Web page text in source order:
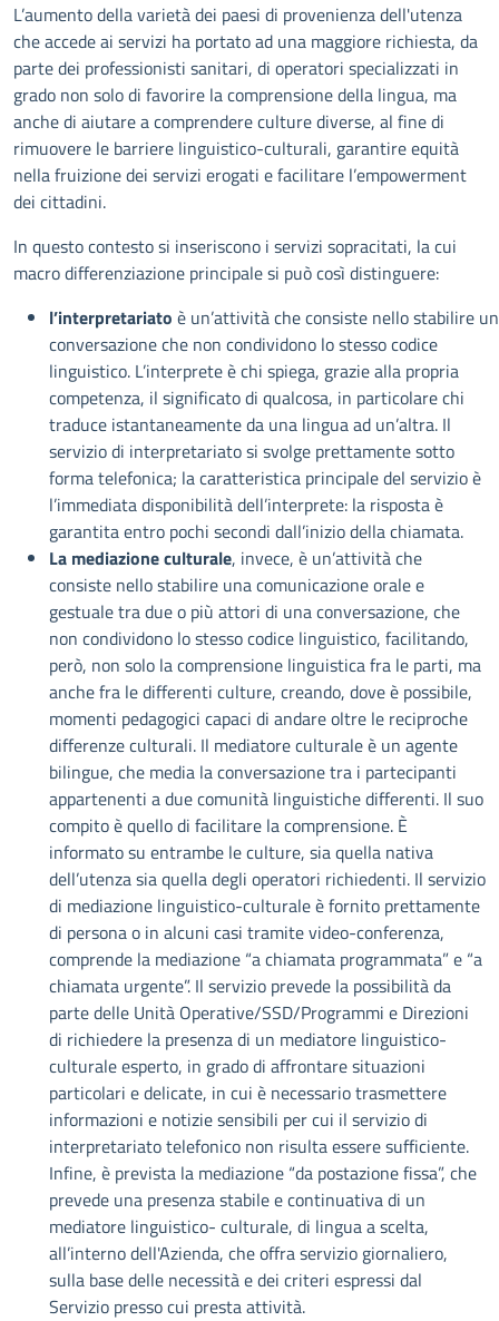
L’aumento della varietà dei paesi di provenienza dell'utenza
che accede ai servizi ha portato ad una maggiore richiesta, da
parte dei professionisti sanitari, di operatori specializzati in
grado non solo di favorire la comprensione della lingua, ma
anche di aiutare a comprendere culture diverse, al fine di
rimuovere le barriere linguistico-culturali, garantire equità
nella fruizione dei servizi erogati e facilitare l’empowerment
dei cittadini.
In questo contesto si inseriscono i servizi sopracitati, la cui
macro differenziazione principale si può così distinguere:
l’interpretariato è un’attività che consiste nello stabilire
conversazione che non condividono lo stesso codice
linguistico. L’interprete è chi spiega, grazie alla propria
competenza, il significato di qualcosa, in particolare chi
traduce istantaneamente da una lingua ad un’altra. Il
servizio di interpretariato si svolge prettamente sotto
forma telefonica; la caratteristica principale del servizio è
l’immediata disponibilità dell’interprete: la risposta è
garantita entro pochi secondi dall’inizio della chiamata.
La mediazione culturale, invece, è un’attività che
consiste nello stabilire una comunicazione orale e
gestuale tra due o più attori di una conversazione, che
non condividono lo stesso codice linguistico, facilitando,
però, non solo la comprensione linguistica fra le parti, ma
anche fra le differenti culture, creando, dove è possibile,
momenti pedagogici capaci di andare oltre le reciproche
differenze culturali. Il mediatore culturale è un agente
bilingue, che media la conversazione tra i partecipanti
appartenenti a due comunità linguistiche differenti. Il suo
compito è quello di facilitare la comprensione. È
informato su entrambe le culture, sia quella nativa
dell’utenza sia quella degli operatori richiedenti. Il servizio
di mediazione linguistico-culturale è fornito prettamente
di persona o in alcuni casi tramite video-conferenza,
comprende la mediazione “a chiamata programmata” e “a
chiamata urgente”. Il servizio prevede la possibilità da
parte delle Unità Operative/SSD/Programmi e Direzioni
di richiedere la presenza di un mediatore linguistico-
culturale esperto, in grado di affrontare situazioni
particolari e delicate, in cui è necessario trasmettere
informazioni e notizie sensibili per cui il servizio di
interpretariato telefonico non risulta essere sufficiente.
Infine, è prevista la mediazione “da postazione fissa”, che
prevede una presenza stabile e continuativa di un
mediatore linguistico- culturale, di lingua a scelta,
all’interno dell'Azienda, che offra servizio giornaliero,
sulla base delle necessità e dei criteri espressi dal
Servizio presso cui presta attività.